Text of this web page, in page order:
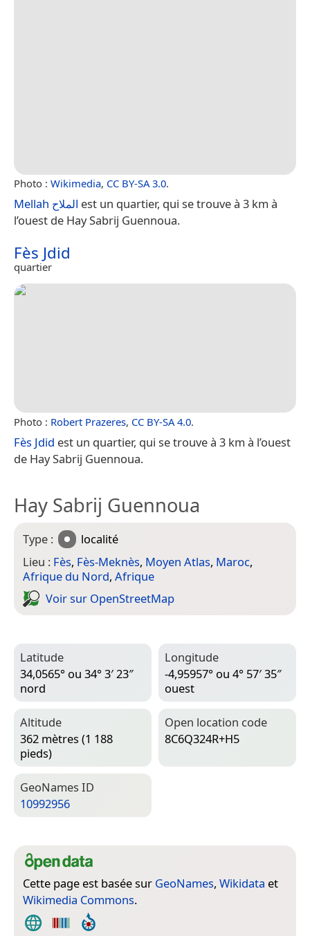
Photo : Wikimedia, CC BY-SA 3.0.
Mellah الملاح est un quartier, qui se trouve à 3 km à
l’ouest de Hay Sabrij Guennoua.
Fès Jdid
quartier
Photo : Robert Prazeres, CC BY-SA 4.0.
Fès Jdid est un quartier, qui se trouve à 3 km à l’ouest
de Hay Sabrij Guennoua.
Hay Sabrij Guennoua
Type :
localité
Lieu : Fès, Fès-Meknès, Moyen Atlas, Maroc,
Afrique du Nord, Afrique
Voir sur Open­Street­Map
Latitude
34,0565° ou 34° 3′ 23″
nord
Longitude
-4,95957° ou 4° 57′ 35″
ouest
Altitude
362 mètres (1 188
pieds)
Open location code
8C6Q324R+H5
Geo­Names ID
10992956
Cette page est basée sur GeoNames, Wikidata et
Wikimedia Commons.